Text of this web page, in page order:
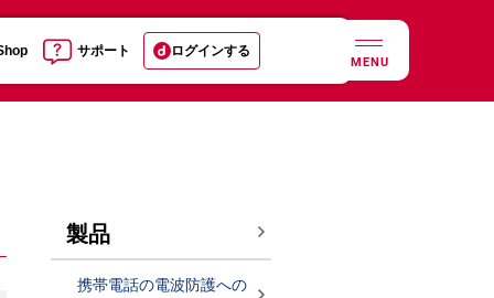
サポート ログインする
MENU
製品
携帯電話の電波防護への